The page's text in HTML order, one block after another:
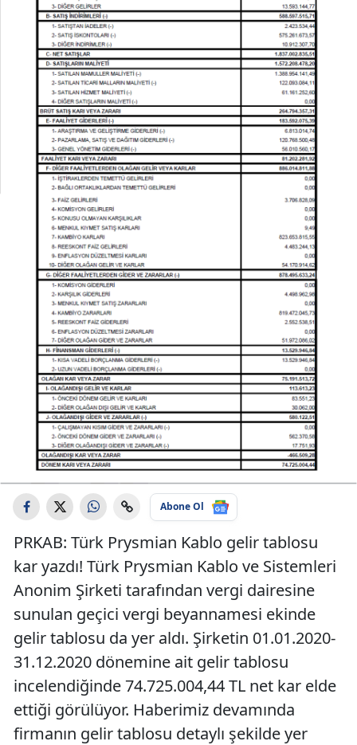
Abone Ol
PRKAB: Türk Prysmian Kablo gelir tablosu
kar yazdı! Türk Prysmian Kablo ve Sistemleri
Anonim Şirketi tarafından vergi dairesine
sunulan geçici vergi beyannamesi ekinde
gelir tablosu da yer aldı. Şirketin 01.01.2020-
31.12.2020 dönemine ait gelir tablosu
incelendiğinde 74.725.004,44 TL net kar elde
ettiği görülüyor. Haberimiz devamında
firmanın gelir tablosu detaylı şekilde yer